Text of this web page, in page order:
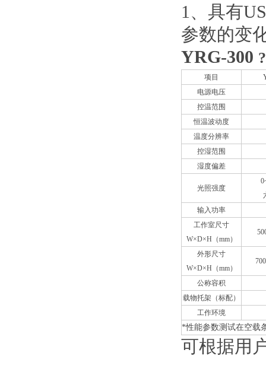
1、 具有
参数的变
YRG-300
项目
电源电压
控温范围
恒温波动度
温度分辨率
控湿范围
湿度偏差
光照强度
输入功率
工作室尺寸
W×D×H（mm）
外形尺寸
W×D×H（mm）
公称容积
载物托架（标配）
工作环境
*性能参数测试在空载
可根据用